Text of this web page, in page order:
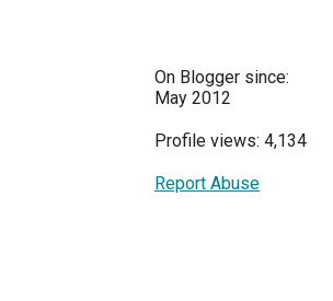
On Blogger since:
May 2012
Profile views: 4,134
Report Abuse